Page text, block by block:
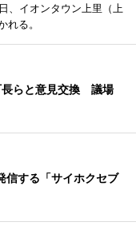
、イオンタウン上里（上
る。
長らと意見交換 議場
信する「サイホクセブ